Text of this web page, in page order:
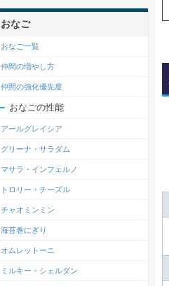
おなご
おなご一覧
仲間の増やし方
仲間の強化優先度
おなごの性能
アールグレイシア
グリーナ・サラダム
マサラ・インフェルノ
トロリー・チーズル
チャオミンミン
海苔巻にぎり
オムレットーニ
ミルキー・シェルダン